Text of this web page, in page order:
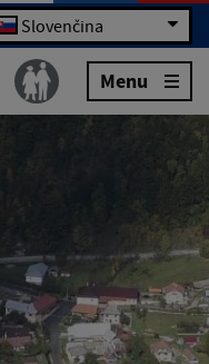
Slovenčina
Menu